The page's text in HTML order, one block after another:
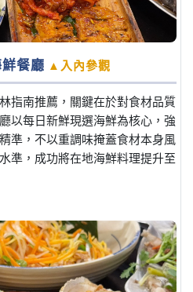
餐廳 ▲入內參觀
指南推薦，關鍵在於對食材品質
以每日新鮮現選海鮮為核心，強
準，不以重調味掩蓋食材本身風
準，成功將在地海鮮料理提升至